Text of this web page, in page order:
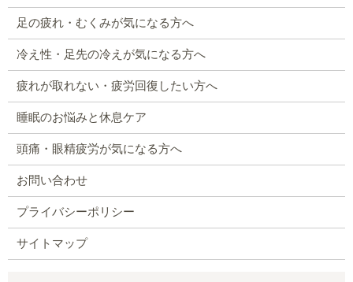
足の疲れ・むくみが気になる方へ
冷え性・足先の冷えが気になる方へ
疲れが取れない・疲労回復したい方へ
睡眠のお悩みと休息ケア
頭痛・眼精疲労が気になる方へ
お問い合わせ
プライバシーポリシー
サイトマップ